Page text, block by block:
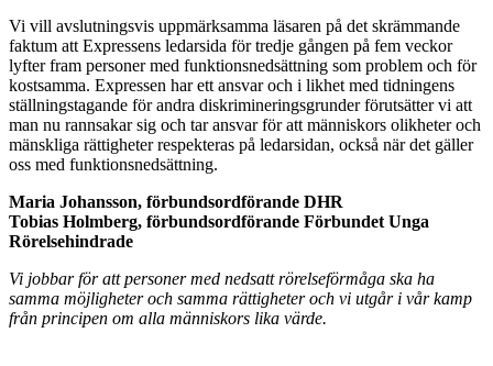
Vi vill avslutningsvis uppmärksamma läsaren på det skrämmande
faktum att Expressens ledarsida för tredje gången på fem veckor
lyfter fram personer med funktionsnedsättning som problem och för
kostsamma. Expressen har ett ansvar och i likhet med tidningens
ställningstagande för andra diskrimineringsgrunder förutsätter vi att
man nu rannsakar sig och tar ansvar för att människors olikheter och
mänskliga rättigheter respekteras på ledarsidan, också när det gäller
oss med funktionsnedsättning.
Maria Johansson, förbundsordförande DHR
Tobias Holmberg, förbundsordförande Förbundet Unga
Rörelsehindrade
Vi jobbar för att personer med nedsatt rörelseförmåga ska ha
samma möjligheter och samma rättigheter och vi utgår i vår kamp
från principen om alla människors lika värde.